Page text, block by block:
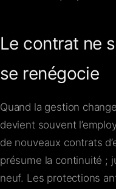
Le contrat ne
se renégocie
Quand la gestion
devient souvent
de nouveaux contrats
présume la continuité ;
neuf. Les protections